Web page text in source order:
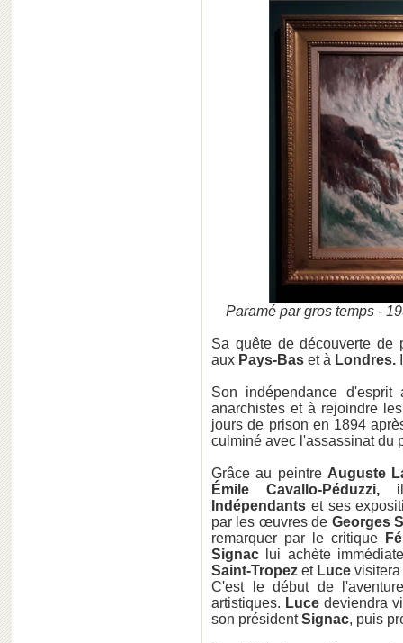
Paramé par gros temps -
Sa quête de découverte
aux Pays-Bas et à Londres.
Son indépendance
anarchistes et à rejoindre
jours de prison en 1894
culminé avec l'assassinat du
Grâce au peintre Auguste
Émile Cavallo-Péduzzi,il
Indépendants et ses
par les œuvres de Georges
remarquer par le critique
Signac lui achète
Saint-Tropez et Luce
C'est le début de
artistiques. Lucedeviendra
son présidentSignac, puis